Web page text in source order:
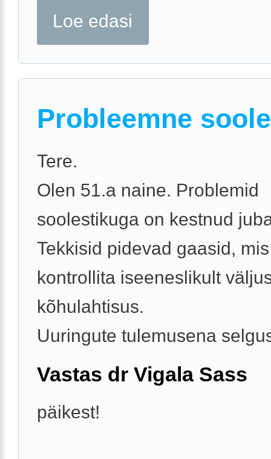
Loe edasi
Probleemne
Tere.
Olen 51.a naine. Problemid
soolestikuga on kestnud
Tekkisid pidevad gaasid,
kontrollita iseeneslikult
kõhulahtisus.
Uuringute tulemusena
Vastas dr Vigala Sass
päikest!